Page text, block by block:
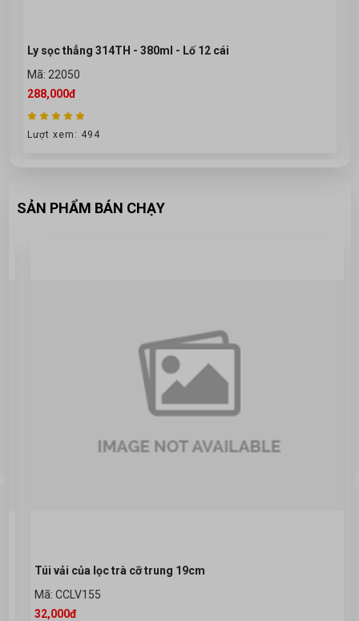
Ly sọc thẳng 314TH - 380ml - Lố 12 cái
Mã: 22050
288,000đ
Lượt xem: 494
SẢN PHẨM BÁN CHẠY
Túi vải của lọc trà cỡ trung 19cm
Mã: CCLV155
32,000đ